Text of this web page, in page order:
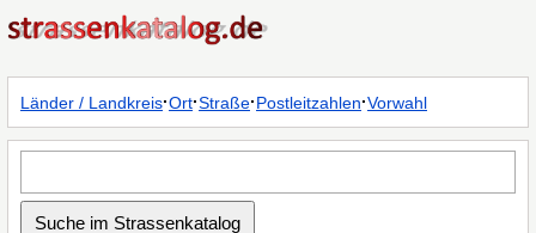
Länder / Landkreis·Ort·Straße·Postleitzahlen·Vorwahl